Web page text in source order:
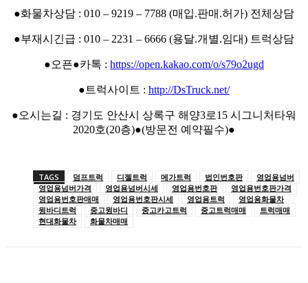
●화물차상담 : 010 – 9219 – 7788 (매입.판매.허가) 전체상담
●부재시긴급 : 010 – 2231 – 6666 (용달.개별.임대) 트럭상담
●오픈●카톡 : https://open.kakao.com/o/s79o2ugd
●트럭사이트 : http://DsTruck.net/
●오시는길 : 경기도 안산시 상록구 해양3로15 시그니처타워
2020호(20층)●(방문전 예약필수)●
TAGS 덤프트럭 디젤트럭 메가트럭 법인번호판
영업용넘버
영업용넘버가격
영업용넘버시세 영업용번호판
영업용번호판가격
영업용번호판매매
영업용번호판시세 영업용트럭
영업용화물차
윙바디트럭
중고윙바디 중고카고트럭 중고트럭매매
트럭매매
현대화물차
화물차매매